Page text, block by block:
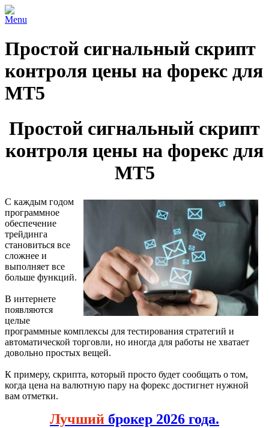
Menu
Простой сигнальный скрипт
контроля цены на форекс для
МТ5
Простой сигнальный скрипт
контроля цены на форекс для
МТ5
С каждым годом
программное
обеспечение
трейдинга
становиться все
сложнее и
выполняет все
больше функций.
В интернете
появляются
целые
программные комплексы для тестирования стратегий и
автоматической торговли, но иногда для работы не хватает
довольно простых вещей.
К примеру, скрипта, который просто будет сообщать о том,
когда цена на валютную пару на форекс достигнет нужной
вам отметки.
Лучший брокер 2026 года.